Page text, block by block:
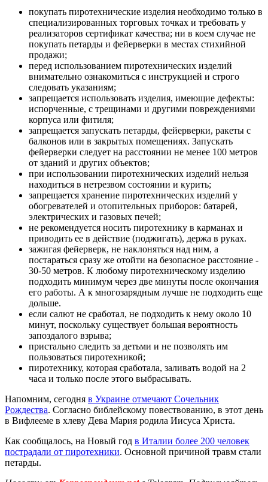
покупать пиротехнические изделия необходимо только в
специализированных торговых точках и требовать у
реализаторов сертификат качества; ни в коем случае не
покупать петарды и фейерверки в местах стихийной
продажи;
перед использованием пиротехнических изделий
внимательно ознакомиться с инструкцией и строго
следовать указаниям;
запрещается использовать изделия, имеющие дефекты:
испорченные, с трещинами и другими повреждениями
корпуса или фитиля;
запрещается запускать петарды, фейерверки, ракеты с
балконов или в закрытых помещениях. Запускать
фейерверки следует на расстоянии не менее 100 метров
от зданий и других объектов;
при использовании пиротехнических изделий нельзя
находиться в нетрезвом состоянии и курить;
запрещается хранение пиротехнических изделий у
обогревателей и отопительных приборов: батарей,
электрических и газовых печей;
не рекомендуется носить пиротехнику в карманах и
приводить ее в действие (поджигать), держа в руках.
зажигая фейерверк, не наклоняться над ним, а
постараться сразу же отойти на безопасное расстояние -
30-50 метров. К любому пиротехническому изделию
подходить минимум через две минуты после окончания
его работы. А к многозарядным лучше не подходить еще
дольше.
если салют не сработал, не подходить к нему около 10
минут, поскольку существует большая вероятность
запоздалого взрыва;
пристально следить за детьми и не позволять им
пользоваться пиротехникой;
пиротехнику, которая сработала, заливать водой на 2
часа и только после этого выбрасывать.
Напомним, сегодня в Украине отмечают Сочельник
Рождества. Согласно библейскому повествованию, в этот день
в Вифлееме в хлеву Дева Мария родила Иисуса Христа.
Как сообщалось, на Новый год в Италии более 200 человек
пострадали от пиротехники. Основной причиной травм стали
петарды.